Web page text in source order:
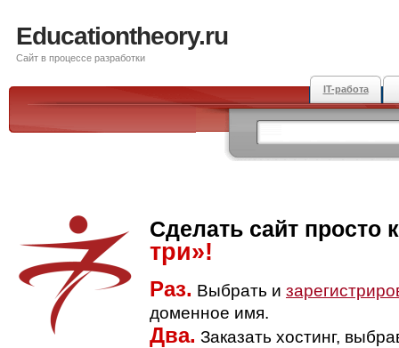
Educationtheory.ru
Сайт в процессе разработки
IT-работа
Сделать сайт просто
три»!
Раз. Выбрать и
доменное имя.
Два. Заказать хостинг,